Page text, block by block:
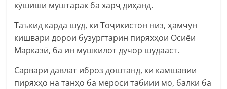
кӯшиши муштарак ба харҷ диҳанд.
Таъкид карда шуд, ки Тоҷикистон низ, ҳамчун
кишвари дорои бузургтарин пиряхҳои Осиёи
Марказӣ, ба ин мушкилот дучор шудааст.
Сарвари давлат иброз доштанд, ки камшавии
пиряхҳо на танҳо ба мероси табиии мо, балки ба